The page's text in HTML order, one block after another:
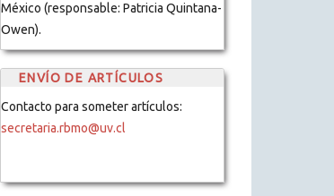
México (responsable: Patricia Quintana-
Owen).
ENVÍO DE ARTÍCULOS
Contacto para someter artículos:
secretaria.rbmo@uv.cl